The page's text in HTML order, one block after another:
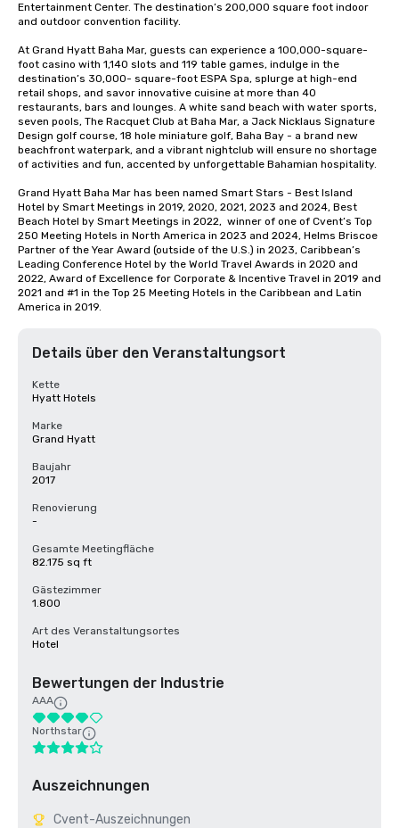
Entertainment Center. The destination’s 200,000 square foot indoor
and outdoor convention facility.
At Grand Hyatt Baha Mar, guests can experience a 100,000-square-
foot casino with 1,140 slots and 119 table games, indulge in the
destination’s 30,000- square-foot ESPA Spa, splurge at high-end
retail shops, and savor innovative cuisine at more than 40
restaurants, bars and lounges. A white sand beach with water sports,
seven pools, The Racquet Club at Baha Mar, a Jack Nicklaus Signature
Design golf course, 18 hole miniature golf, Baha Bay - a brand new
beachfront waterpark, and a vibrant nightclub will ensure no shortage
of activities and fun, accented by unforgettable Bahamian hospitality.
Grand Hyatt Baha Mar has been named Smart Stars - Best Island
Hotel by Smart Meetings in 2019, 2020, 2021, 2023 and 2024, Best
Beach Hotel by Smart Meetings in 2022,  winner of one of Cvent’s Top
250 Meeting Hotels in North America in 2023 and 2024, Helms Briscoe
Partner of the Year Award (outside of the U.S.) in 2023, Caribbean’s
Leading Conference Hotel by the World Travel Awards in 2020 and
2022, Award of Excellence for Corporate & Incentive Travel in 2019 and
2021 and #1 in the Top 25 Meeting Hotels in the Caribbean and Latin
America in 2019.
Details über den Veranstaltungsort
Kette
Hyatt Hotels
Marke
Grand Hyatt
Baujahr
2017
Renovierung
-
Gesamte Meetingfläche
82.175 sq ft
Gästezimmer
1.800
Art des Veranstaltungsortes
Hotel
Bewertungen der Industrie
AAA
Northstar
Auszeichnungen
Cvent-Auszeichnungen